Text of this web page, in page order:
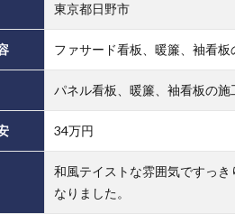
東京都日野市
ファサード看板、暖簾、袖看
パネル看板、暖簾、袖看板の施
34万円
和風テイストな雰囲気ですっ
なりました。